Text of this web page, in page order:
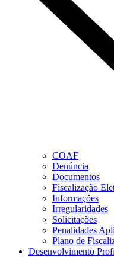
COAF
Denúncia
Documentos
Fiscalização
Informações
Irregularidades
Solicitações
Penalidades
Plano de
Desenvolvimento